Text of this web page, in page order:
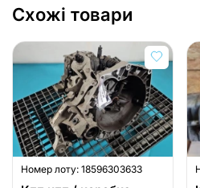
Схожі товари
Номер лоту: 18596303633